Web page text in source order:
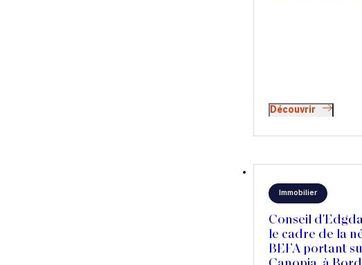
Découvrir
Immobilier
Conseil
le cadre de la
BEFA portant